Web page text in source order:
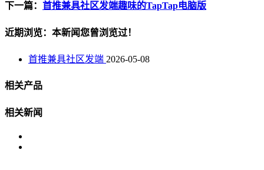
下一篇： 首推兼具社区发端趣味的TapTap电脑版
近期浏览：本新闻您曾浏览过！
首推兼具社区发端 2026-05-08
相关产品
相关新闻